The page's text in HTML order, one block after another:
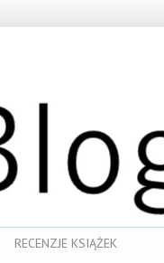
RECENZJE KSIĄŻEK